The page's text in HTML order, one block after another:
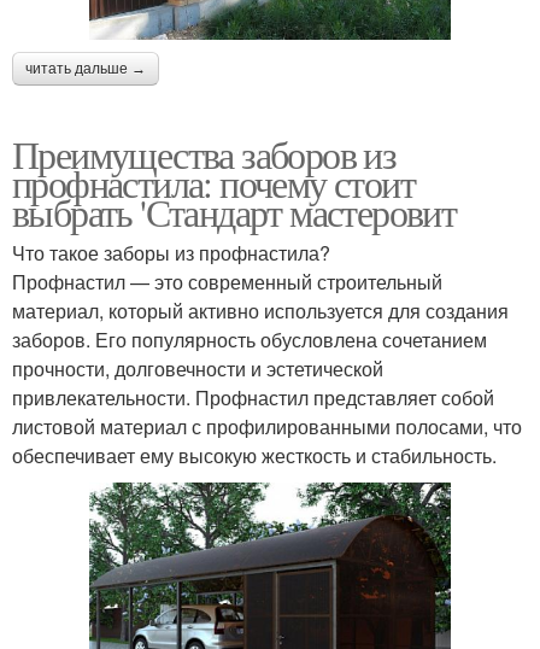
читать дальше →
Преимущества заборов из
профнастила: почему стоит
выбрать 'Стандарт мастеровит
Что такое заборы из профнастила?
Профнастил — это современный строительный
материал, который активно используется для создания
заборов. Его популярность обусловлена сочетанием
прочности, долговечности и эстетической
привлекательности. Профнастил представляет собой
листовой материал с профилированными полосами, что
обеспечивает ему высокую жесткость и стабильность.